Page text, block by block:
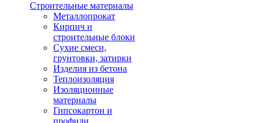
Строительные материалы
Металлопрокат
Кирпич и
строительные блоки
Сухие смеси,
грунтовки, затирки
Изделия из бетона
Теплоизоляция
Изоляционные
материалы
Гипсокартон и
профили